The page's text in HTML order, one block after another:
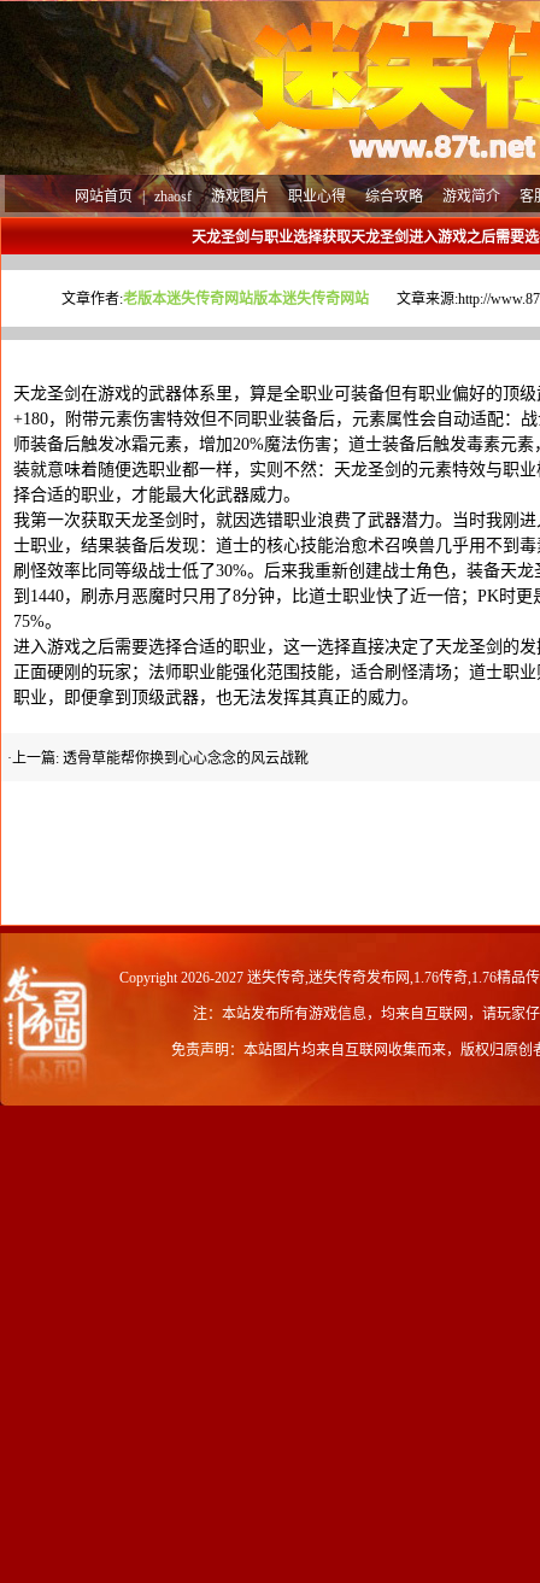
客
游戏简介
综合攻略
职业心得
游戏图片
zhaosf
网站首页 |
天龙圣剑与职业选择获取天龙圣剑进入游戏之后需要
文章作者:老版本迷失传奇网站版本迷失传奇网站 文章来源:http://
天龙圣剑在游戏的武器体系里，算是全职业可装备但有职业偏好的顶
+180，附带元素伤害特效但不同职业装备后，元素属性会自动适配：
师装备后触发冰霜元素，增加20%魔法伤害；道士装备后触发毒素元
装就意味着随便选职业都一样，实则不然：天龙圣剑的元素特效与职
择合适的职业，才能最大化武器威力。
我第一次获取天龙圣剑时，就因选错职业浪费了武器潜力。当时我刚
士职业，结果装备后发现：道士的核心技能治愈术召唤兽几乎用不到
刷怪效率比同等级战士低了30%。后来我重新创建战士角色，装备天
到1440，刷赤月恶魔时只用了8分钟，比道士职业快了近一倍；PK时
75%。
进入游戏之后需要选择合适的职业，这一选择直接决定了天龙圣剑的
正面硬刚的玩家；法师职业能强化范围技能，适合刷怪清场；道士职
职业，即便拿到顶级武器，也无法发挥其真正的威力。
·上一篇: 透骨草能帮你换到心心念念的风云战靴
Copyright 2026-2027 迷失传奇,迷失传奇发布网,1.76传奇,1.76精品
注：本站发布所有游戏信息，均来自互联网，请玩家
免责声明：本站图片均来自互联网收集而来，版权归原